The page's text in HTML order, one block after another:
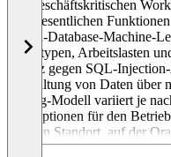
und geschäftskritischen
Die wesentlichen
und In-Database-Machine-
Datentypen, Arbeitslasten
Schutz gegen SQL-
Verwaltung von Daten über
Pricing-Modell variiert je
gibt Optionen für den
eigenen Standort, auf der
Cloud-Umgebungen.